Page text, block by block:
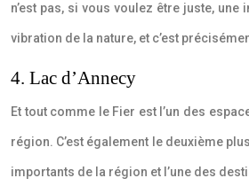
n’est pas, si vous voulez être juste,
vibration de la nature, et c’est
4. Lac d’Annecy
Et tout comme le Fier est l’un des
région. C’est également le deuxième
importants de la région et l’une des